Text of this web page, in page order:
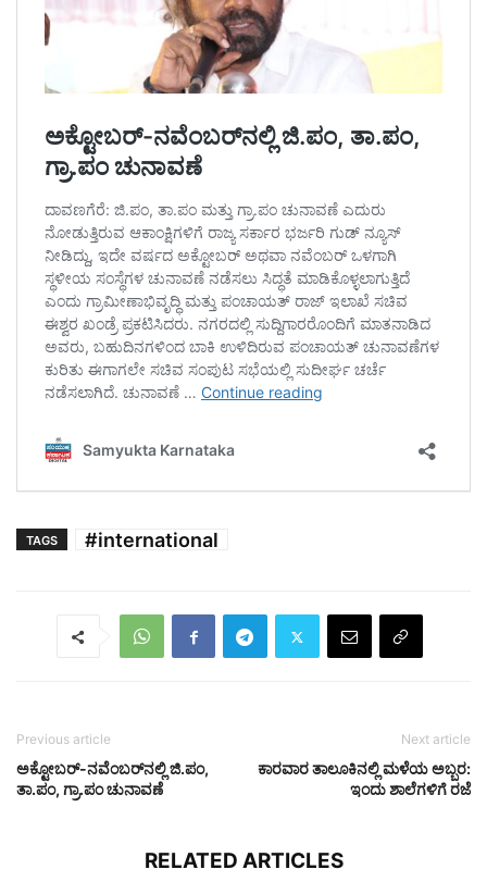
TAGS #international
Previous article
ಅಕ್ಟೋಬರ್-ನವೆಂಬರ್‌ನಲ್ಲಿ ಜಿ.ಪಂ,
ತಾ.ಪಂ, ಗ್ರಾ.ಪಂ ಚುನಾವಣೆ
Next article
ಕಾರವಾರ ತಾಲೂಕಿನಲ್ಲಿ ಮಳೆಯ ಅಬ್ಬರ:
ಇಂದು ಶಾಲೆಗಳಿಗೆ ರಜೆ
RELATED ARTICLES